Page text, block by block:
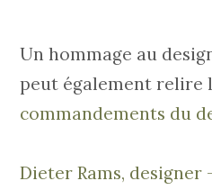
Un hommage au
peut également relire
commandements du
Dieter Rams, designer